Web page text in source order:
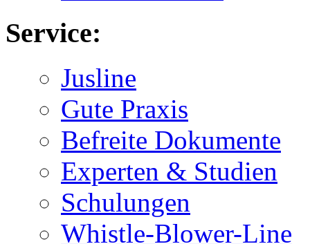
Service:
Jusline
Gute Praxis
Befreite Dokumente
Experten & Studien
Schulungen
Whistle-Blower-Line